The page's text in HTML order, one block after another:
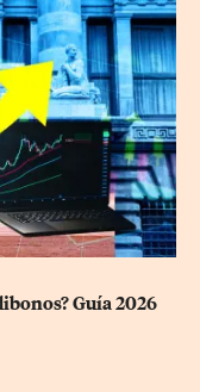
Guía 2026